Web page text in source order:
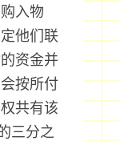
入物
他们联
资金并
按所付
共有该
三分之